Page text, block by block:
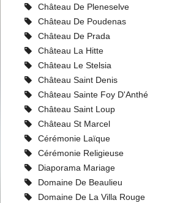
Château De Pleneselve
Château De Poudenas
Château De Prada
Château La Hitte
Château Le Stelsia
Château Saint Denis
Château Sainte Foy D'Anthé
Château Saint Loup
Château St Marcel
Cérémonie Laïque
Cérémonie Religieuse
Diaporama Mariage
Domaine De Beaulieu
Domaine De La Villa Rouge